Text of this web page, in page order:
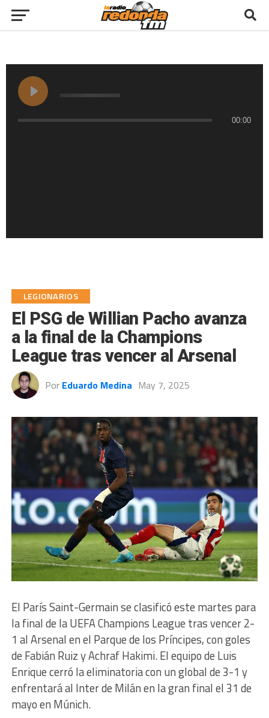
00:00
LEGIONARIOS
El PSG de Willian Pacho avanza
a la final de la Champions
League tras vencer al Arsenal
Por Eduardo Medina May 7, 2025
El París Saint-Germain se clasificó este martes para
la final de la UEFA Champions League tras vencer 2-
1 al Arsenal en el Parque de los Príncipes, con goles
de Fabián Ruiz y Achraf Hakimi. El equipo de Luis
Enrique cerró la eliminatoria con un global de 3-1 y
enfrentará al Inter de Milán en la gran final el 31 de
mayo en Múnich.